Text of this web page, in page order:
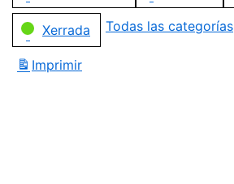
Xerrada Todas las categorías
Imprimir